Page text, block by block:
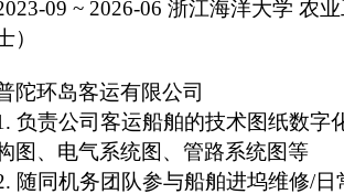
09 ~ 2026-06 浙江海洋大学 农
）
陀环岛客运有限公司
负责公司客运船舶的技术图纸数字
图、电气系统图、管路系统图等
随同机务团队参与船舶进坞维修/